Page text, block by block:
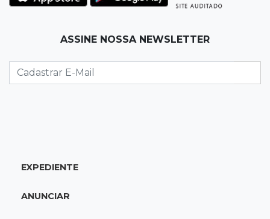
cotado a R$ 5,08
95º caso
após reagir à abordagem policial
18:36Decisão
inédito à Série A2 feminina
ASSINE NOSSA NEWSLETTER
EXPEDIENTE
ANUNCIAR